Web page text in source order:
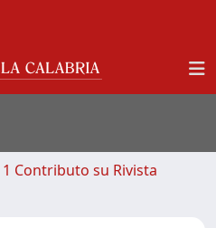
1 Contributo su Rivista